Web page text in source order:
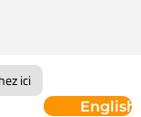
English